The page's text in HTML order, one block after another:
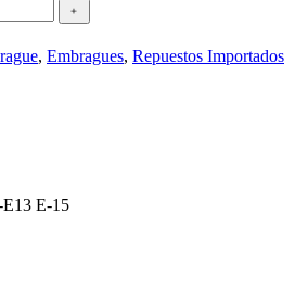
﹢
, Embragues, Repuestos Importados
E13 E-15